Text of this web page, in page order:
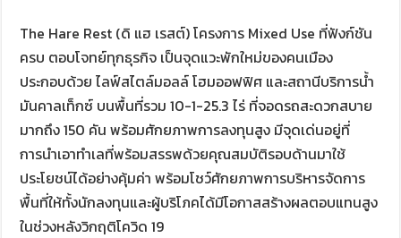
The Hare Rest (ดิ แฮ เรสต์) โครงการ Mixed Use ที่ฟังก์ชัน
ครบ ตอบโจทย์ทุกธุรกิจ เป็นจุดแวะพักใหม่ของคนเมือง
ประกอบด้วย ไลฟ์สไตล์มอลล์ โฮมออฟฟิศ และสถานีบริการน้ำ
มันคาลเท็กซ์ บนพื้นที่รวม 10-1-25.3 ไร่ ที่จอดรถสะดวกสบาย
มากถึง 150 คัน พร้อมศักยภาพการลงทุนสูง มีจุดเด่นอยู่ที่
การนำเอาทำเลที่พร้อมสรรพด้วยคุณสมบัติรอบด้านมาใช้
ประโยชน์ได้อย่างคุ้มค่า พร้อมโชว์ศักยภาพการบริหารจัดการ
พื้นที่ให้ทั้งนักลงทุนและผู้บริโภคได้มีโอกาสสร้างผลตอบแทนสูง
ในช่วงหลังวิกฤติโควิด 19